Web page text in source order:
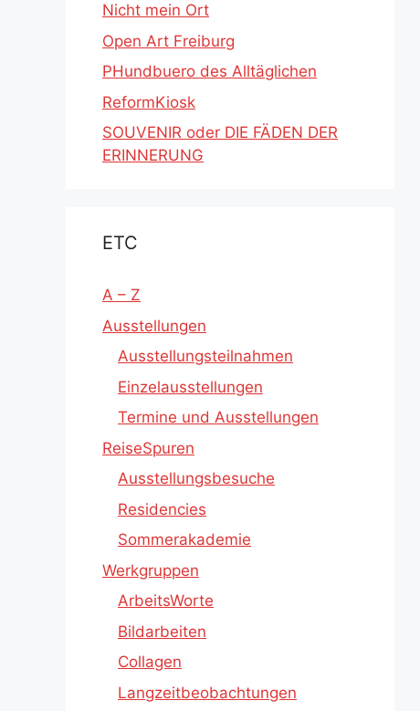
Nicht mein Ort
Open Art Freiburg
PHundbuero des Alltäglichen
ReformKiosk
SOUVENIR oder DIE FÄDEN DER
ERINNERUNG
ETC
A – Z
Ausstellungen
Ausstellungsteilnahmen
Einzelausstellungen
Termine und Ausstellungen
ReiseSpuren
Ausstellungsbesuche
Residencies
Sommerakademie
Werkgruppen
ArbeitsWorte
Bildarbeiten
Collagen
Langzeitbeobachtungen